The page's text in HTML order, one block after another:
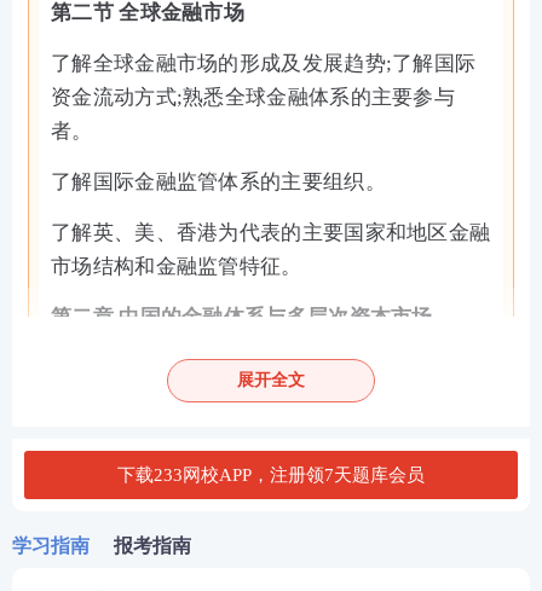
第二节 全球金融市场
了解全球金融市场的形成及发展趋势;了解国际
资金流动方式;熟悉全球金融体系的主要参与
者。
了解国际金融监管体系的主要组织。
了解英、美、香港为代表的主要国家和地区金融
市场结构和金融监管特征。
第二章 中国的金融体系与多层次资本市场
第一节 中国的金融体系
国金融市场的发展现状;了解影响我国金融市场
运行的主要因素。
了解金融中介机构体系的构成;掌握商业银行、
展开全文
下载233网校APP，注册领7天题库会员
学习指南 报考指南